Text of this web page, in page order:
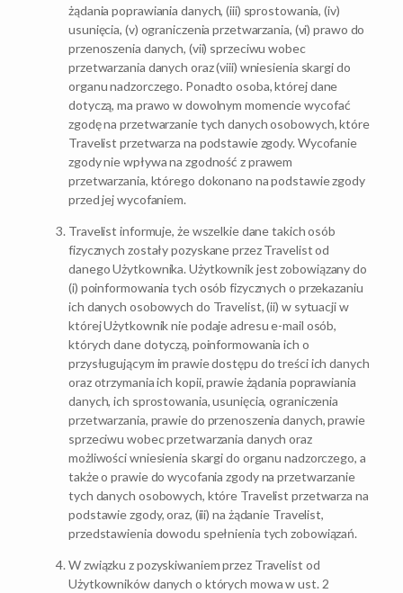
żądania poprawiania danych, (iii) sprostowania, (iv)
usunięcia, (v) ograniczenia przetwarzania, (vi) prawo do
przenoszenia danych, (vii) sprzeciwu wobec
przetwarzania danych oraz (viii) wniesienia skargi do
organu nadzorczego. Ponadto osoba, której dane
dotyczą, ma prawo w dowolnym momencie wycofać
zgodę na przetwarzanie tych danych osobowych, które
Travelist przetwarza na podstawie zgody. Wycofanie
zgody nie wpływa na zgodność z prawem
przetwarzania, którego dokonano na podstawie zgody
przed jej wycofaniem.
Travelist informuje, że wszelkie dane takich osób
fizycznych zostały pozyskane przez Travelist od
danego Użytkownika. Użytkownik jest zobowiązany do
(i) poinformowania tych osób fizycznych o przekazaniu
ich danych osobowych do Travelist, (ii) w sytuacji w
której Użytkownik nie podaje adresu e-mail osób,
których dane dotyczą, poinformowania ich o
przysługującym im prawie dostępu do treści ich danych
oraz otrzymania ich kopii, prawie żądania poprawiania
danych, ich sprostowania, usunięcia, ograniczenia
przetwarzania, prawie do przenoszenia danych, prawie
sprzeciwu wobec przetwarzania danych oraz
możliwości wniesienia skargi do organu nadzorczego, a
także o prawie do wycofania zgody na przetwarzanie
tych danych osobowych, które Travelist przetwarza na
podstawie zgody, oraz, (iii) na żądanie Travelist,
przedstawienia dowodu spełnienia tych zobowiązań.
W związku z pozyskiwaniem przez Travelist od
Użytkowników danych o których mowa w ust. 2